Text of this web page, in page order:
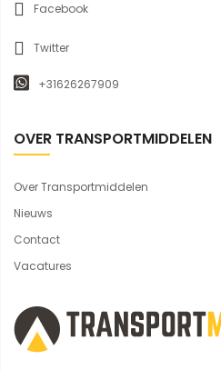
Facebook
Twitter
+31626267909
OVER TRANSPORTMIDDELEN
Over Transportmiddelen
Nieuws
Contact
Vacatures